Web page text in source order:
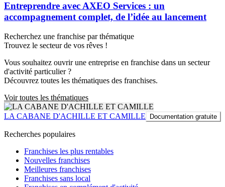
Entreprendre avec AXEO Services : un
accompagnement complet, de l’idée au lancement
Recherchez une franchise par thématique
Trouvez le secteur de vos rêves !
Vous souhaitez ouvrir une entreprise en franchise dans un secteur
d'activité particulier ?
Découvrez toutes les thématiques des franchises.
Voir toutes les thématiques
LA CABANE D'ACHILLE ET CAMILLE Documentation gratuite
Recherches populaires
Franchises les plus rentables
Nouvelles franchises
Meilleures franchises
Franchises sans local